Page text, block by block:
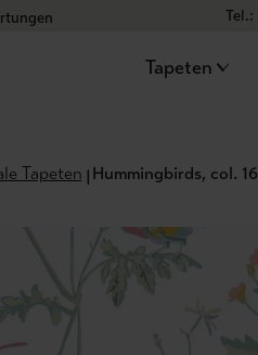
Tel.:
Tapeten
Tapeten Hummingbirds, col. 16